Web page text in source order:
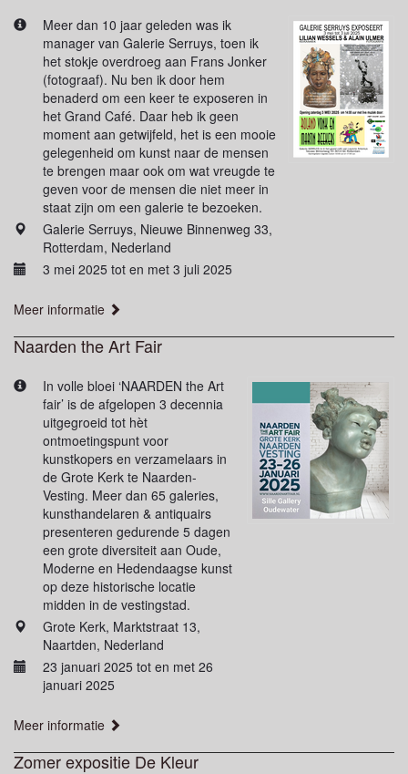
Meer dan 10 jaar geleden was ik
manager van Galerie Serruys, toen ik
het stokje overdroeg aan Frans Jonker
(fotograaf). Nu ben ik door hem
benaderd om een keer te exposeren in
het Grand Café. Daar heb ik geen
moment aan getwijfeld, het is een mooie
gelegenheid om kunst naar de mensen
te brengen maar ook om wat vreugde te
geven voor de mensen die niet meer in
staat zijn om een galerie te bezoeken.
Galerie Serruys, Nieuwe Binnenweg 33,
Rotterdam, Nederland
3 mei 2025 tot en met 3 juli 2025
Meer informatie
Naarden the Art Fair
In volle bloei ‘NAARDEN the Art
fair’ is de afgelopen 3 decennia
uitgegroeid tot hèt
ontmoetingspunt voor
kunstkopers en verzamelaars in
de Grote Kerk te Naarden-
Vesting. Meer dan 65 galeries,
kunsthandelaren & antiquairs
presenteren gedurende 5 dagen
een grote diversiteit aan Oude,
Moderne en Hedendaagse kunst
op deze historische locatie
midden in de vestingstad.
Grote Kerk, Marktstraat 13,
Naartden, Nederland
23 januari 2025 tot en met 26
januari 2025
Meer informatie
Zomer expositie De Kleur